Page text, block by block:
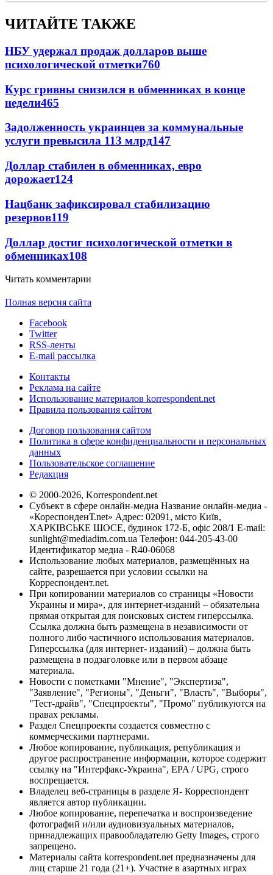
ЧИТАЙТЕ ТАКЖЕ
НБУ удержал продаж долларов выше
психологической отметки760
Курс гривны снизился в обменниках в конце
недели465
Задолженность украинцев за коммунальные
услуги превысила 113 млрд147
Доллар стабилен в обменниках, евро
дорожает124
Нацбанк зафиксировал стабилизацию
резервов119
Доллар достиг психологической отметки в
обменниках108
Читать комментарии
Полная версия сайта
Facebook
Twitter
RSS-ленты
E-mail рассылка
Контакты
Реклама на сайте
Использование материалов korrespondent.net
Правила пользования сайтом
Договор пользования сайтом
Политика в сфере конфиденциальности и персональных
данных
Пользовательское соглашение
Редакция
© 2000-2026, Korrespondent.net
Субъект в сфере онлайн-медиа Название онлайн-медиа -
«КореспонденТ.net» Адрес: 02091, місто Київ,
ХАРКІВСЬКЕ ШОСЕ, будинок 172-Б, офіс 208/1 E-mail:
sunlight@mediadim.com.ua Телефон: 044-205-43-00
Идентификатор медиа - R40-06068
Использование любых материалов, размещённых на
сайте, разрешается при условии ссылки на
Корреспондент.net.
При копировании материалов со страницы «Новости
Украины и мира», для интернет-изданий – обязательна
прямая открытая для поисковых систем гиперссылка.
Ссылка должна быть размещена в независимости от
полного либо частичного использования материалов.
Гиперссылка (для интернет- изданий) – должна быть
размещена в подзаголовке или в первом абзаце
материала.
Новости с пометками "Мнение", "Экспертиза",
"Заявление", "Регионы", "Деньги", "Власть", "Выборы",
"Тест-драйв", "Спецпроекты", "Промо" публикуются на
правах рекламы.
Раздел Спецпроекты создается совместно с
коммерческими партнерами.
Любое копирование, публикация, републикация и
другое распространение информации, которое содержит
ссылку на "Интерфакс-Украина", EPA / UPG, строго
воспрещается.
Владелец веб-страницы в разделе Я- Корреспондент
является автор публикации.
Любое копирование, перепечатка и воспроизведение
фотографий и/или аудиовизуальных материалов,
принадлежащих правообладателю Getty Images, строго
запрещено.
Материалы сайта korrespondent.net предназначены для
лиц старше 21 года (21+). Участие в азартных играх